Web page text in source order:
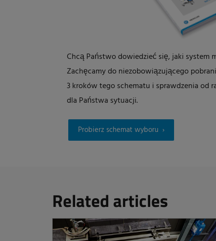
Chcą Państwo dowiedzieć się, jaki system
Zachęcamy do niezobowiązującego
3 kroków tego schematu i sprawdzenia od
dla Państwa sytuacji.
Probierz schemat wyboru
Related articles